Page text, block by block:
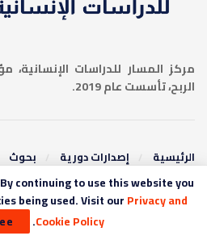
مركز المسار للدراسات
الربح، تأسست عام 2019.
الرئيسية إصدارات دورية بحوث
عروض كتب
ترجمات ميديا المسار
© 2019 المسار للدراسات الإنسانية
continuing to use this website you
being used. Visit ourPrivacy and
Cookie Policy
.